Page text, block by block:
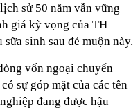
sử 50 năm vẫn vững
giá kỳ vọng của TH
sinh sau đẻ muộn này.
vốn ngoại chuyển
sự góp mặt của các tên
đang được hậu